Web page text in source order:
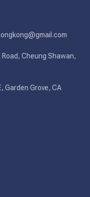
Road, Cheung Shawan,
Garden Grove, CA